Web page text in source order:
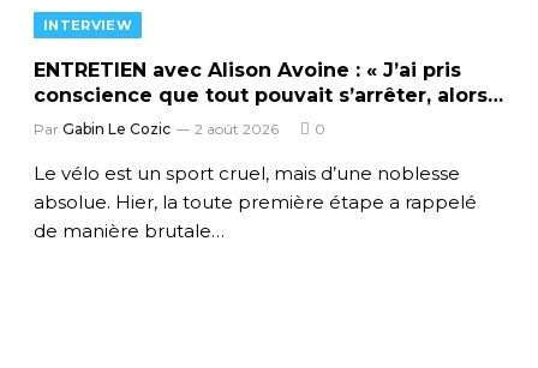
INTERVIEW
ENTRETIEN avec Alison Avoine : « J’ai pris
conscience que tout pouvait s’arrêter, alors
j’y vais sans regrets »
Par Gabin Le Cozic 2 août 2026 0
​Le vélo est un sport cruel, mais d’une noblesse
absolue. Hier, la toute première étape a rappelé
de manière brutale…